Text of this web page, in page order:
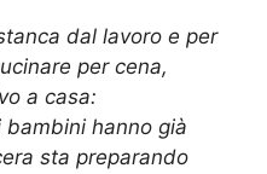
dal lavoro e per
per cena,
a casa:
bambini hanno già
sta preparando